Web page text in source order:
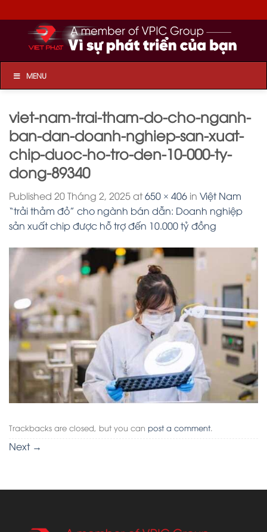
to
content
MENU
viet-nam-trai-tham-do-cho-nganh-
ban-dan-doanh-nghiep-san-xuat-
chip-duoc-ho-tro-den-10-000-ty-
dong-89340
Published 20 Tháng 2, 2025at650 × 406 in Việt Nam
“trải thảm đỏ” cho ngành bán dẫn: Doanh nghiệp
sản xuất chip được hỗ trợ đến 10.000 tỷ đồng
Trackbacks are closed, but you can post a comment.
Next →